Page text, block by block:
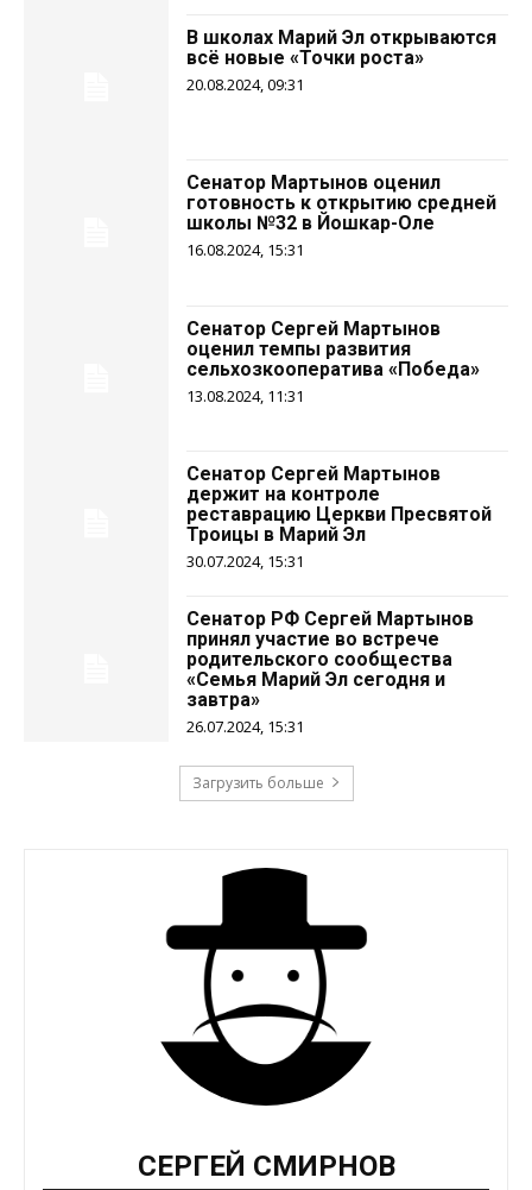
В школах Марий Эл открываются
всё новые «Точки роста»
20.08.2024, 09:31
Сенатор Мартынов оценил
готовность к открытию средней
школы №32 в Йошкар-Оле
16.08.2024, 15:31
Сенатор Сергей Мартынов
оценил темпы развития
сельхозкооператива «Победа»
13.08.2024, 11:31
Сенатор Сергей Мартынов
держит на контроле
реставрацию Церкви Пресвятой
Троицы в Марий Эл
30.07.2024, 15:31
Сенатор РФ Сергей Мартынов
принял участие во встрече
родительского сообщества
«Семья Марий Эл сегодня и
завтра»
26.07.2024, 15:31
Загрузить больше
СЕРГЕЙ СМИРНОВ